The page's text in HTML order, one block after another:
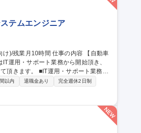
テムエンジニア
運用・サポート業務から開始頂き、
サポート業務：
プデスク)、ソフトウェア導入・運用
善：社内システム・サーバーの構
プログラム対応(AS400/VBScript/RPA
募集職種 [東京/清瀬市]社内SE(経験者向け)/残業月10時間
以内 退職金あり
完全週休2日制